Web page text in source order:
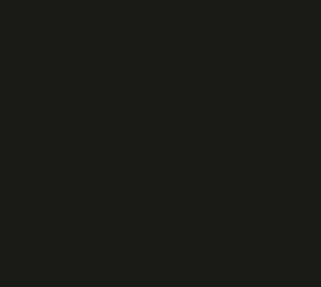
ego dos empresários de Danilo nas
depois da Copa do Mundo.
Corinthians para não jogar o 13º
poder se transferir, sim, para uma
Palmeiras. Então, o Palmeiras tem
obrigatoriedade de todos os dias
o Danilo. Virou a obsessão